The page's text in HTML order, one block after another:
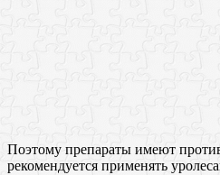
Поэтому препараты имеют
рекомендуется применять